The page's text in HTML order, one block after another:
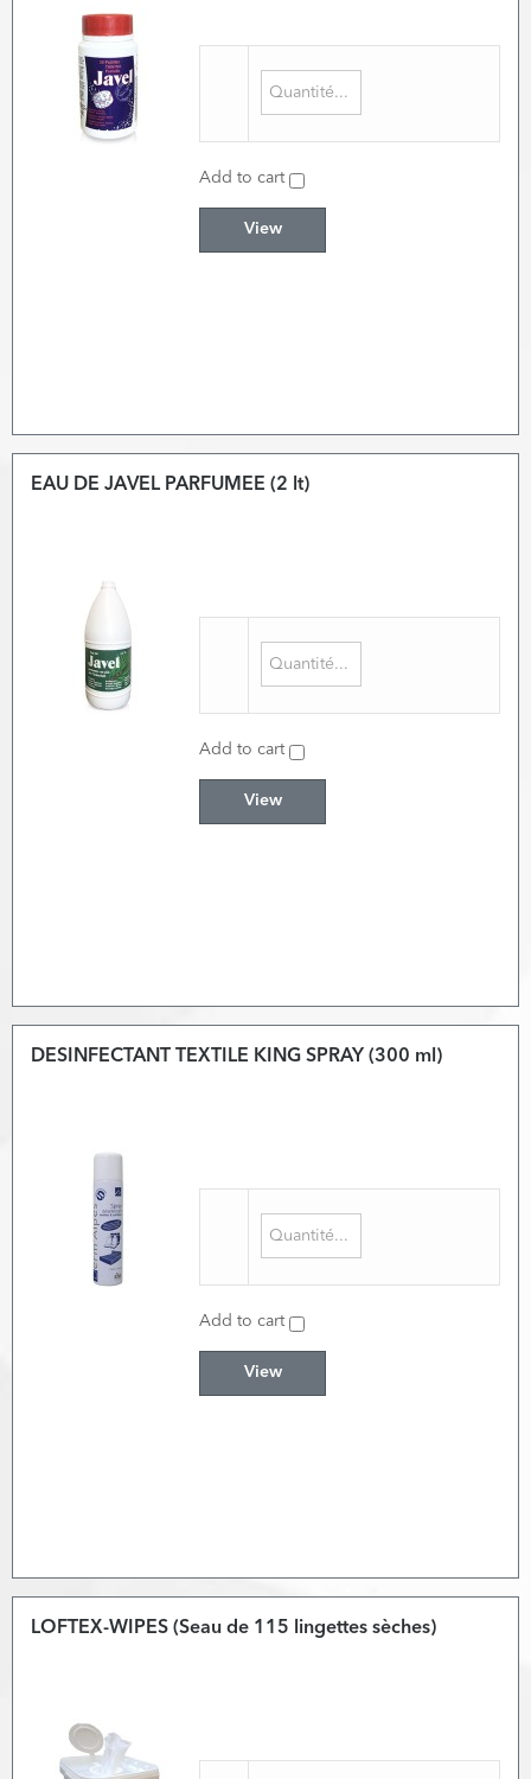
Add to cart
View
EAU DE JAVEL PARFUMEE (2 lt)
Add to cart
View
DESINFECTANT TEXTILE KING SPRAY (300 ml)
Add to cart
View
LOFTEX-WIPES (Seau de 115 lingettes sèches)